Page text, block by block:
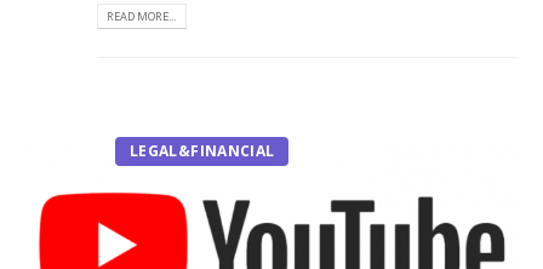
READ MORE...
LEGAL&FINANCIAL